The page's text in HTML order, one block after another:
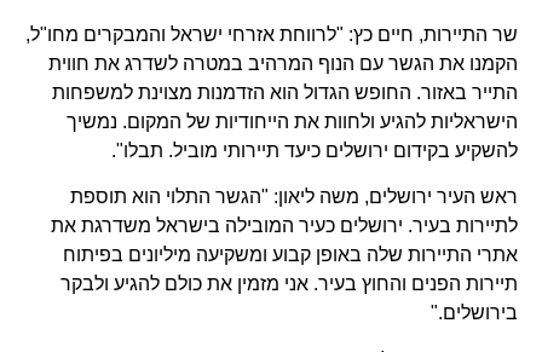
שר התיירות, חיים כץ: "לרווחת אזרחי ישראל והמבקרים מחו"ל,
הקמנו את הגשר עם הנוף המרהיב במטרה לשדרג את חווית
התייר באזור. החופש הגדול הוא הזדמנות מצוינת למשפחות
הישראליות להגיע ולחוות את הייחודיות של המקום. נמשיך
להשקיע בקידום ירושלים כיעד תיירותי מוביל. תבלו".
ראש העיר ירושלים, משה ליאון: "הגשר התלוי הוא תוספת
לתיירות בעיר. ירושלים כעיר המובילה בישראל משדרגת את
אתרי התיירות שלה באופן קבוע ומשקיעה מיליונים בפיתוח
תיירות הפנים והחוץ בעיר. אני מזמין את כולם להגיע ולבקר
בירושלים."